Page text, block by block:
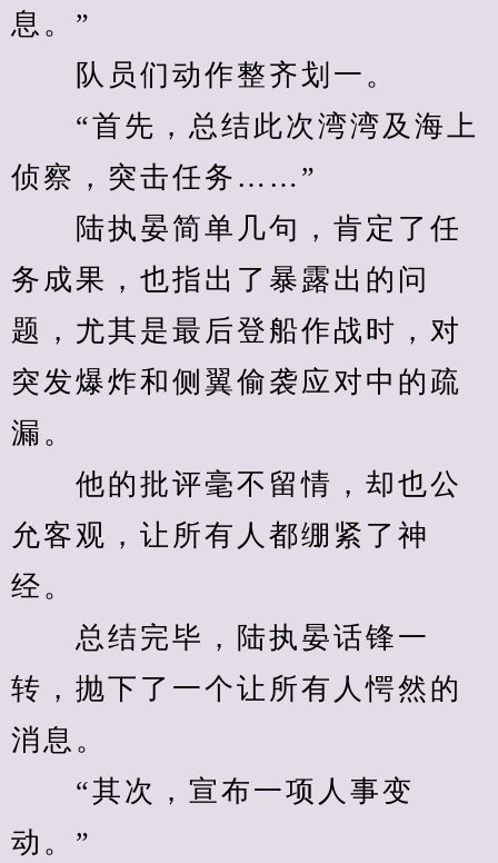
息。”
队员们动作整齐划一。
“首先，总结此次湾湾及海上
侦察，突击任务……”
陆执晏简单几句，肯定了任
务成果，也指出了暴露出的问
题，尤其是最后登船作战时，对
突发爆炸和侧翼偷袭应对中的疏
漏。
他的批评毫不留情，却也公
允客观，让所有人都绷紧了神
经。
总结完毕，陆执晏话锋一
转，抛下了一个让所有人愕然的
消息。
“其次，宣布一项人事变
动。”